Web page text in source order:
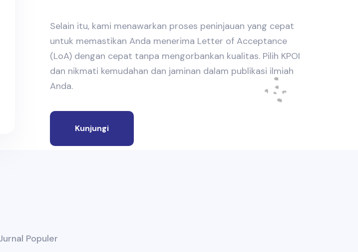
Selain itu, kami menawarkan proses peninjauan yang cepat
untuk memastikan Anda menerima Letter of Acceptance
(LoA) dengan cepat tanpa mengorbankan kualitas. Pilih KPOI
dan nikmati kemudahan dan jaminan dalam publikasi ilmiah
Anda.
Kunjungi
Populer